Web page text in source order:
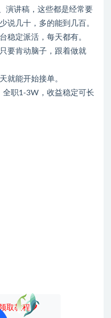
演讲稿，这些都是经常要
说几十，多的能到几百。
稳定派活，每天都有。
要肯动脑子，跟着做就
就能开始接单。
全职1-3W，收益稳定可长
取教程💖